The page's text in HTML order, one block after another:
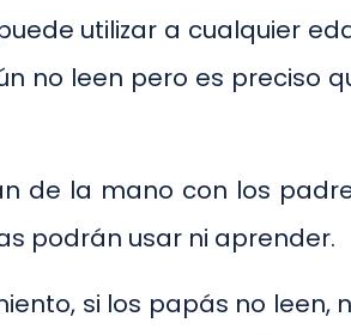
utilizar a cualquier
no leen pero es preciso
de la mano con los
podrán usar ni aprender.
si los papás no